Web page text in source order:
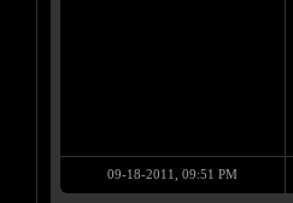
09-18-2011, 09:51 PM